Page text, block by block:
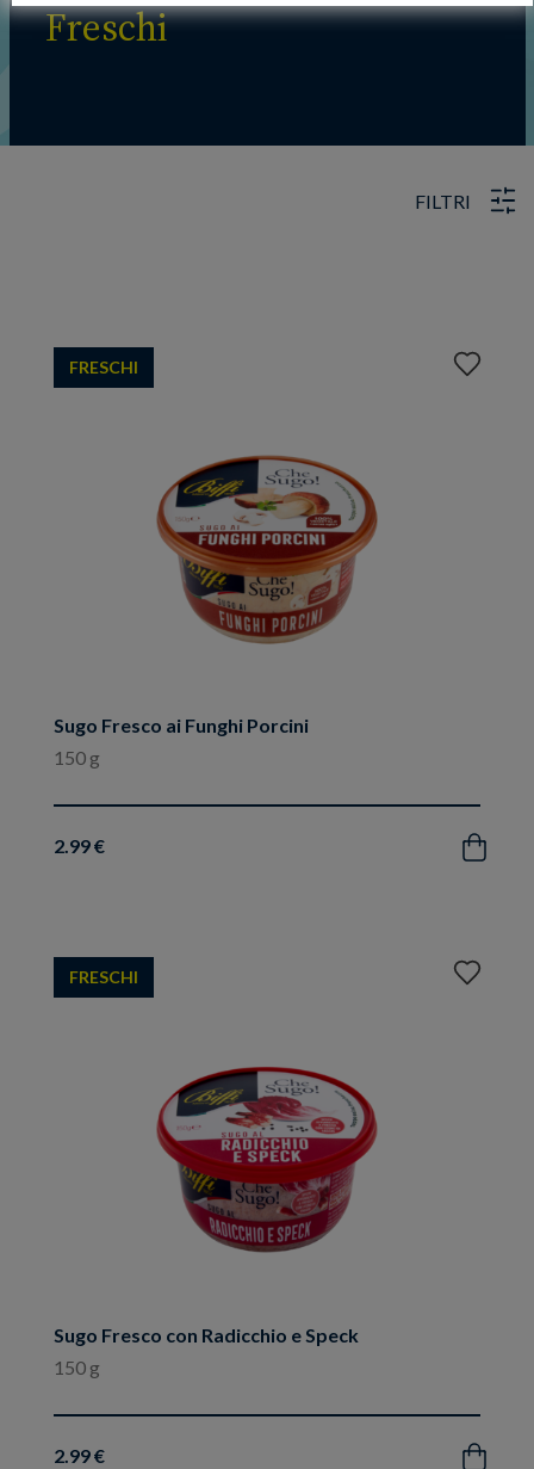
Freschi
FILTRI
Sugo Fresco ai Funghi Porcini
150 g
2.99 € Acquista
FRESCHI
Aggiungi
Sugo Fresco con Radicchio e Speck
150 g
2.99 € Acquista
FRESCHI
Aggiungi